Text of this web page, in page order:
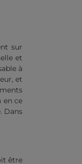
sur
et
à
et
en ce
Dans
être